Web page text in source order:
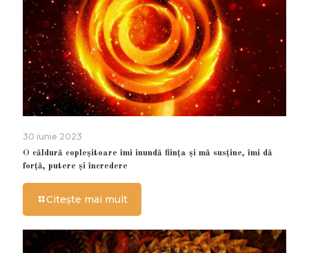
30 iunie 2023
O căldură copleșitoare îmi inundă ființa și mă susține, îmi dă
forță, putere și încredere
Citește mai mult